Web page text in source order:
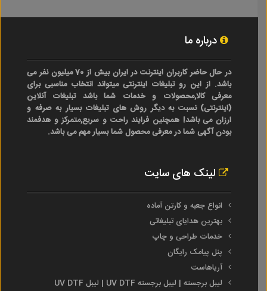
درباره ما
در حال حاضر کاربران اینترنت در ایران بیش از 70 میلیون نفر می
باشد. از این رو تبلیغات اینترنتی میتواند انتخاب مناسبی برای
معرفی کالا,محصولات و خدمات شما باشد تبلیغات آنلاین
(اینترنتی) نسبت به دیگر روش های تبلیغات بسیار به صرفه و
ارزان می باشد! همچنین فرایند راحت و سریع,متمرکز و هدفمند
بودن آگهی شما در معرفی محصول شما بسیار مهم می باشد.
لینک های سایت
انواع جعبه و کارتن آماده
بهترین هدایای تبلیغاتی
خدمات طراحی و چاپ
پنل پیامک رایگان
آریاهاست
لیبل برجسته | لیبل برجسته UV DTF | لیبل UV DTF